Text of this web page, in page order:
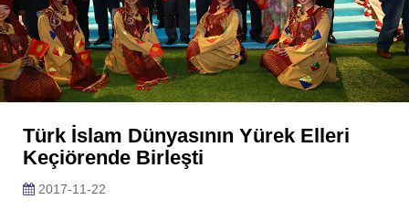
Türk İslam Dünyasının Yürek Elleri
Keçiörende Birleşti
2017-11-22